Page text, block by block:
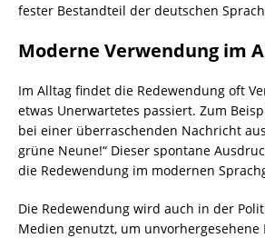
fester Bestandteil der deutschen
Moderne Verwendung im
Im Alltag findet die Redewendung oft
etwas Unerwartetes passiert. Zum
bei einer überraschenden Nachricht
grüne Neune!“ Dieser spontane
die Redewendung im modernen
Die Redewendung wird auch in der
Medien genutzt, um unvorhergesehene